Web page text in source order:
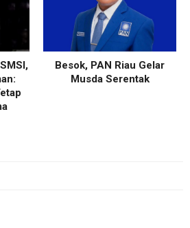
Besok, PAN Riau Gelar
Musda Serentak